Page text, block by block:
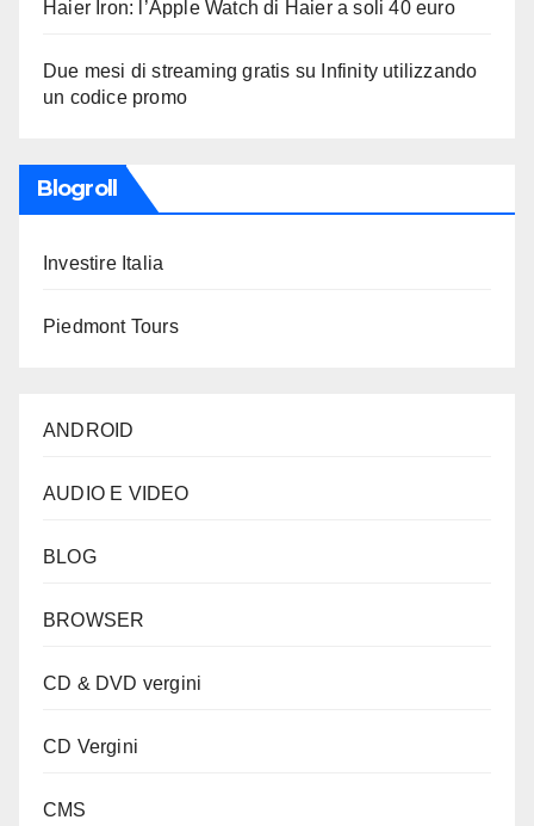
Haier Iron: l’Apple Watch di Haier a soli 40 euro
Due mesi di streaming gratis su Infinity utilizzando
un codice promo
Blogroll
Investire Italia
Piedmont Tours
ANDROID
AUDIO E VIDEO
BLOG
BROWSER
CD & DVD vergini
CD Vergini
CMS